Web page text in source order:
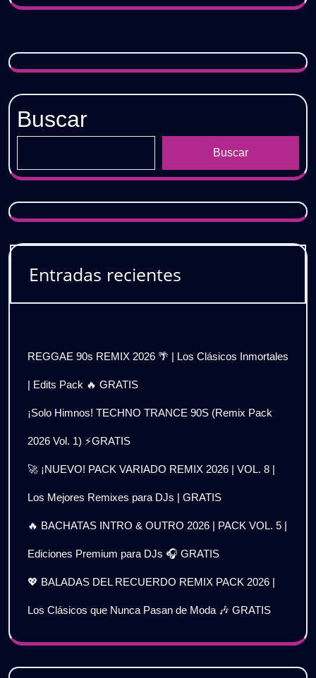
Buscar
Buscar
Entradas recientes
REGGAE 90s REMIX 2026 🌴 | Los Clásicos Inmortales
| Edits Pack 🔥 GRATIS
¡Solo Himnos! TECHNO TRANCE 90S (Remix Pack
2026 Vol. 1) ⚡GRATIS
🚀 ¡NUEVO! PACK VARIADO REMIX 2026 | VOL. 8 |
Los Mejores Remixes para DJs | GRATIS
🔥 BACHATAS INTRO & OUTRO 2026 | PACK VOL. 5 |
Ediciones Premium para DJs 🎧 GRATIS
💖 BALADAS DEL RECUERDO REMIX PACK 2026 |
Los Clásicos que Nunca Pasan de Moda 🎶 GRATIS